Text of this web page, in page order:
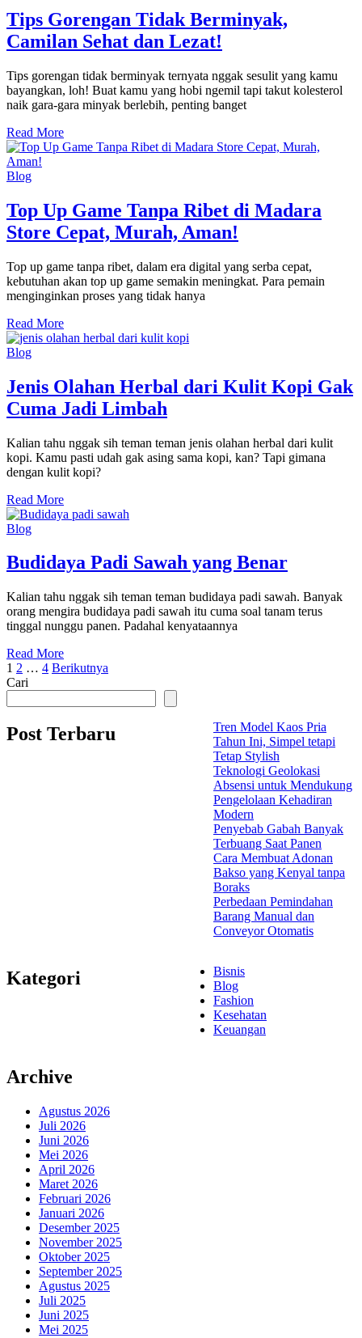
Tips Gorengan Tidak Berminyak,
Camilan Sehat dan Lezat!
Tips gorengan tidak berminyak ternyata nggak sesulit yang kamu
bayangkan, loh! Buat kamu yang hobi ngemil tapi takut kolesterol
naik gara-gara minyak berlebih, penting banget
Read More
Blog
Top Up Game Tanpa Ribet di Madara
Store Cepat, Murah, Aman!
Top up game tanpa ribet, dalam era digital yang serba cepat,
kebutuhan akan top up game semakin meningkat. Para pemain
menginginkan proses yang tidak hanya
Read More
Blog
Jenis Olahan Herbal dari Kulit Kopi Gak
Cuma Jadi Limbah
Kalian tahu nggak sih teman teman jenis olahan herbal dari kulit
kopi. Kamu pasti udah gak asing sama kopi, kan? Tapi gimana
dengan kulit kopi?
Read More
Blog
Budidaya Padi Sawah yang Benar
Kalian tahu nggak sih teman teman budidaya padi sawah. Banyak
orang mengira budidaya padi sawah itu cuma soal tanam terus
tinggal nunggu panen. Padahal kenyataannya
Read More
Paginasi
pos
1 2 … 4 Berikutnya
Cari
Post Terbaru
Tren Model Kaos Pria
Tahun Ini, Simpel tetapi
Tetap Stylish
Teknologi Geolokasi
Absensi untuk Mendukung
Pengelolaan Kehadiran
Modern
Penyebab Gabah Banyak
Terbuang Saat Panen
Cara Membuat Adonan
Bakso yang Kenyal tanpa
Boraks
Perbedaan Pemindahan
Barang Manual dan
Conveyor Otomatis
Kategori
Bisnis
Blog
Fashion
Kesehatan
Keuangan
Archive
Agustus 2026
Juli 2026
Juni 2026
Mei 2026
April 2026
Maret 2026
Februari 2026
Januari 2026
Desember 2025
November 2025
Oktober 2025
September 2025
Agustus 2025
Juli 2025
Juni 2025
Mei 2025